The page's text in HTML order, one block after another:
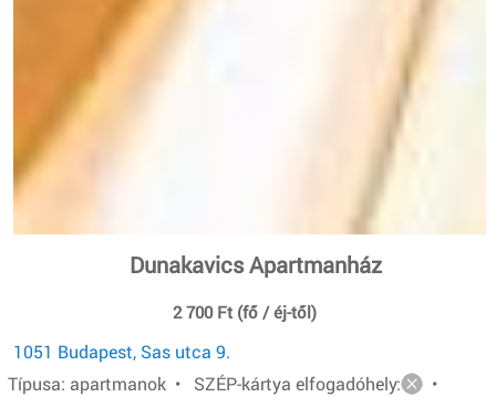
Dunakavics Apartmanház
2 700 Ft (fő / éj-től)
1051 Budapest, Sas utca 9.
Típusa: apartmanok • SZÉP-kártya elfogadóhely:
•